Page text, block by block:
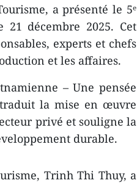
a présenté le 5ᵉ
décembre 2025. Cet
experts et chefs
et les affaires.
– Une pensée
la mise en œuvre
privé et souligne la
durable.
Trinh Thi Thuy, a